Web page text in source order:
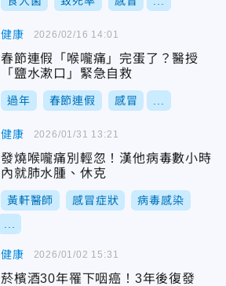
健康
春節連假「喉嚨痛」完蛋了？醫授
「鹽水漱口」緊急自救
過年 春節連假 感冒
2026/02/16 14:01
健康
發燒喉嚨痛別輕忽！漢他病毒數小時
內就肺水腫、休克
黃軒醫師 感冒症狀 病毒感染
2026/01/31 13:21
健康
菸檳酒30年罹下咽癌！3年後復發
2026/01/02 15:31